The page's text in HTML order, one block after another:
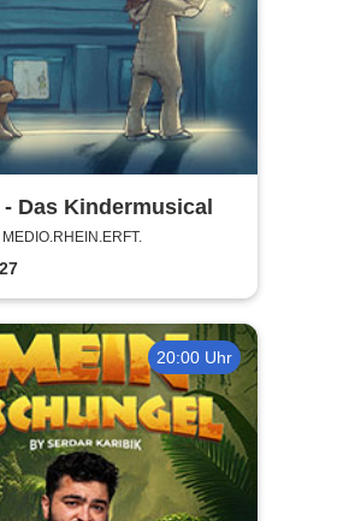
Das Kindermusical
20:00 Uhr